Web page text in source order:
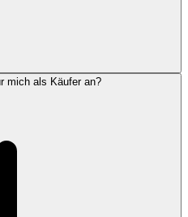
mich als Käufer an?